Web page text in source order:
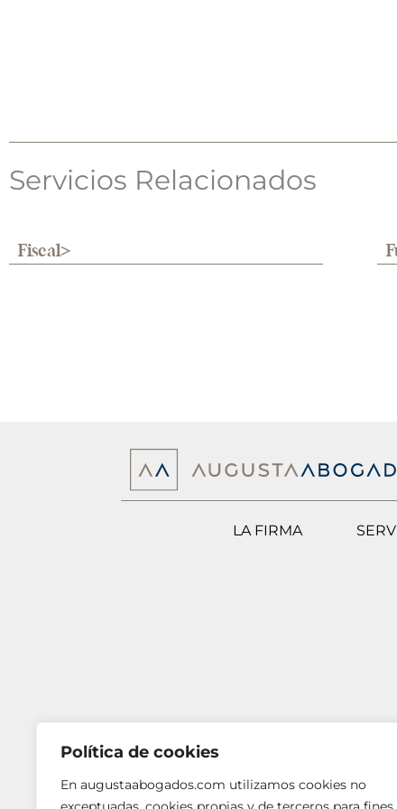
Política de cookies
En augustaabogados.com utilizamos cookies no
Servicios Relacionados
Fiscal
LA FIRMA